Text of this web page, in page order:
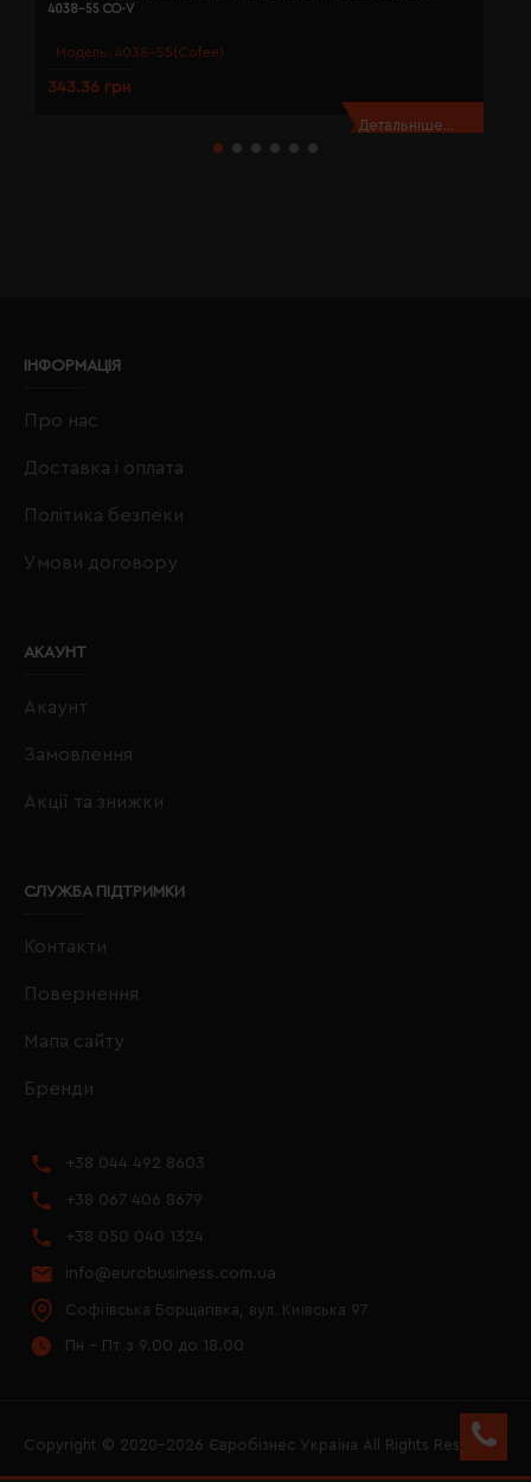
Модель: 4038-55(Cofee)
4038-55 CO-V
343.36 грн
Детальніше...
ІНФОРМАЦІЯ
Про нас
Доставка і оплата
Політика безпеки
Умови договору
АКАУНТ
Акаунт
Замовлення
Акції та знижки
СЛУЖБА ПІДТРИМКИ
Контакти
Повернення
Мапа сайту
Бренди
+38 044 492 8603
+38 067 406 8679
+38 050 040 1324
info@eurobusiness.com.ua
Софіївська Борщагівка, вул. Київська 97
Пн - Пт з 9.00 до 18.00
Copyright © 2020–2026 Євробізнес Україна All Rights Reserved